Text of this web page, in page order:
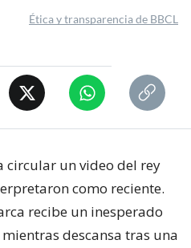
Ética y transparencia de BBCL
circular un video del rey
como reciente.
recibe un inesperado
descansa tras una